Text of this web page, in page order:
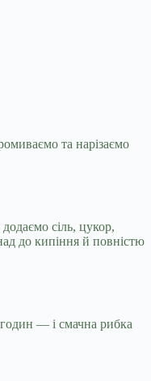
та нарізаємо
сіль, цукор,
до кипіння й повністю
— і смачна рибка